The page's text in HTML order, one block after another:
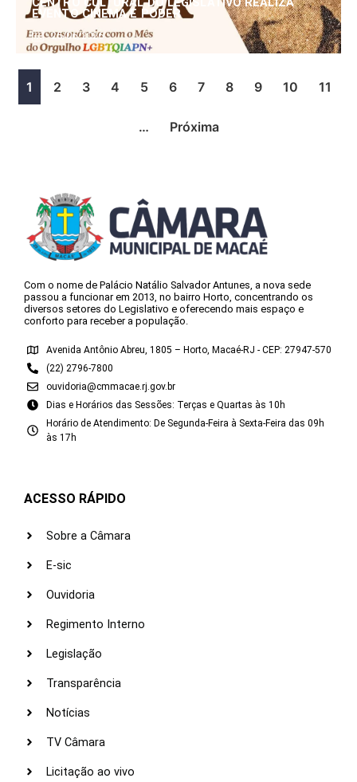
CENTRO CULTURAL DO LEGISLATIVO REALIZA
EVENTO CINEMA E PODER
25/06/2026
1 2 3 4 5 6 7 8 9 10 11
… Próxima
Com o nome de Palácio Natálio Salvador Antunes, a nova sede
passou a funcionar em 2013, no bairro Horto, concentrando os
diversos setores do Legislativo e oferecendo mais espaço e
conforto para receber a população.
Avenida Antônio Abreu, 1805 – Horto, Macaé-RJ - CEP: 27947-570
(22) 2796-7800
ouvidoria@cmmacae.rj.gov.br
Dias e Horários das Sessões: Terças e Quartas às 10h
Horário de Atendimento: De Segunda-Feira à Sexta-Feira das 09h
às 17h
ACESSO RÁPIDO
Sobre a Câmara
E-sic
Ouvidoria
Regimento Interno
Legislação
Transparência
Notícias
TV Câmara
Licitação ao vivo